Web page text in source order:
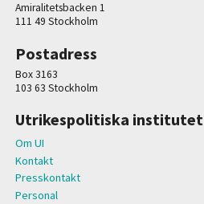
Amiralitetsbacken 1
111 49 Stockholm
Postadress
Box 3163
103 63 Stockholm
Utrikespolitiska institutet
Om UI
Kontakt
Presskontakt
Personal